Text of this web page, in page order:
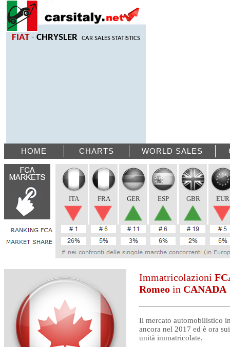
FIAT - CHRYSLER CAR SALES STATISTICS
HOME CHARTS WORLD SALES
ITA FRA GER ESP GBR EUR
Immatricolazioni
Romeo in CANADA
Il mercato automobilistico
ancora nel 2017 ed è ora
unità immatricolate.